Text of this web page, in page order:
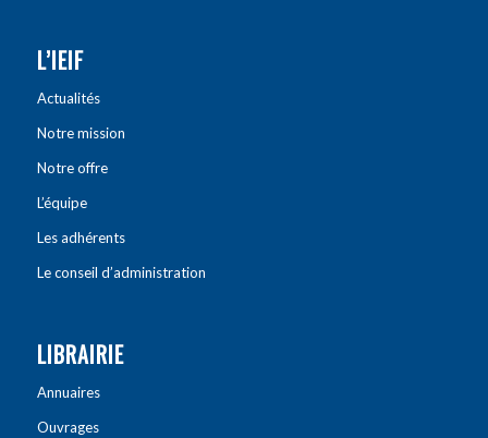
L’IEIF
Actualités
Notre mission
Notre offre
L’équipe
Les adhérents
Le conseil d’administration
LIBRAIRIE
Annuaires
Ouvrages